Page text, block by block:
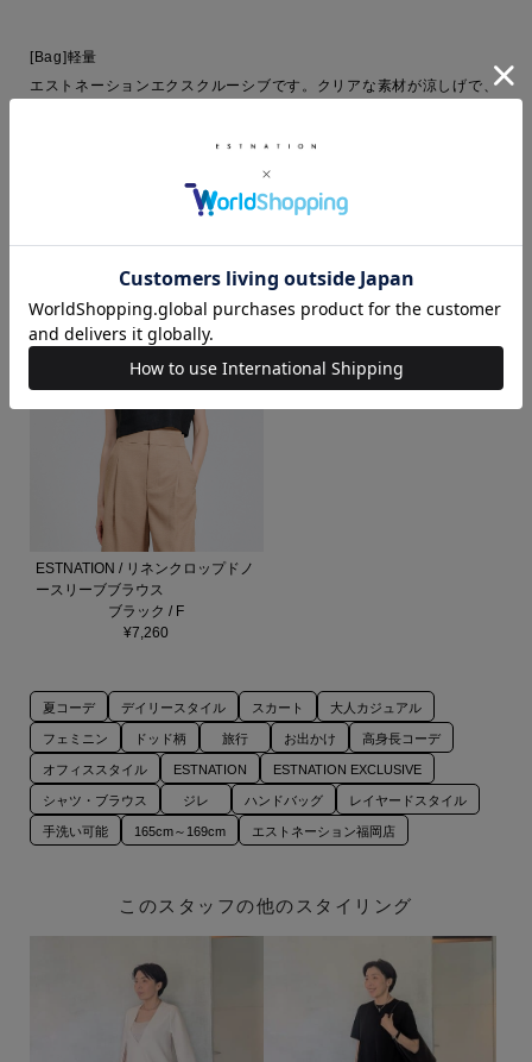
[Bag]軽量
エストネーションエクスクルーシブです。クリアな素材が涼しげで、
COORDINATE ITEMS
ESTNATION / リネンクロップドノ
ースリーブブラウス
ブラック / F
¥7,260
夏コーデ デイリースタイル スカート 大人カジュアル
フェミニン ドッド柄 旅行 お出かけ 高身長コーデ
オフィススタイル ESTNATION ESTNATION EXCLUSIVE
シャツ・ブラウス ジレ ハンドバッグ レイヤードスタイル
手洗い可能 165cm～169cm エストネーション福岡店
このスタッフの他のスタイリング